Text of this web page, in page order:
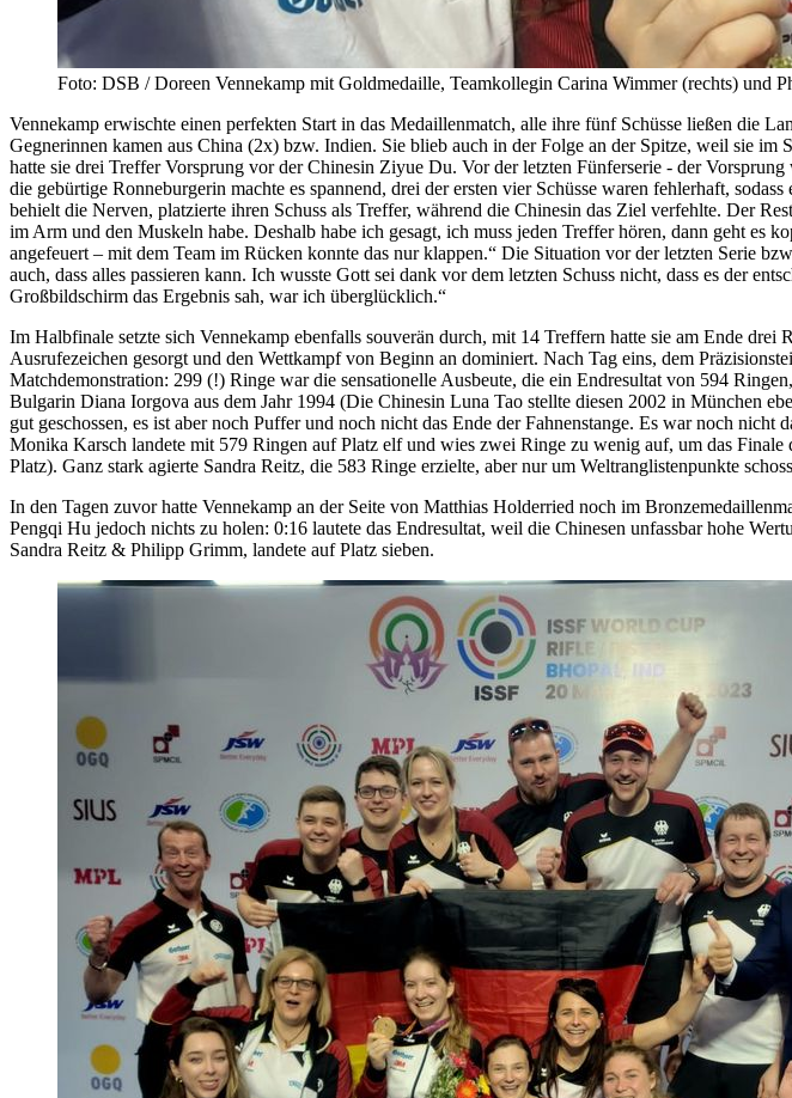
Foto: DSB / Doreen Vennekamp mit Goldmedaille, Teamkollegin Carina Wimmer (rechts) und
Vennekamp erwischte einen perfekten Start in das Medaillenmatch, alle ihre fünf Schüsse ließen die
Gegnerinnen kamen aus China (2x) bzw. Indien. Sie blieb auch in der Folge an der Spitze, weil sie
hatte sie drei Treffer Vorsprung vor der Chinesin Ziyue Du. Vor der letzten Fünferserie - der
die gebürtige Ronneburgerin machte es spannend, drei der ersten vier Schüsse waren fehlerhaft,
behielt die Nerven, platzierte ihren Schuss als Treffer, während die Chinesin das Ziel verfehlte. Der
im Arm und den Muskeln habe. Deshalb habe ich gesagt, ich muss jeden Treffer hören, dann geht es
angefeuert – mit dem Team im Rücken konnte das nur klappen.“ Die Situation vor der letzten Serie
auch, dass alles passieren kann. Ich wusste Gott sei dank vor dem letzten Schuss nicht, dass es der
Großbildschirm das Ergebnis sah, war ich überglücklich.“
Im Halbfinale setzte sich Vennekamp ebenfalls souverän durch, mit 14 Treffern hatte sie am Ende
Ausrufezeichen gesorgt und den Wettkampf von Beginn an dominiert. Nach Tag eins, dem
Matchdemonstration: 299 (!) Ringe war die sensationelle Ausbeute, die ein Endresultat von 594
Bulgarin Diana Iorgova aus dem Jahr 1994 (Die Chinesin Luna Tao stellte diesen 2002 in München
gut geschossen, es ist aber noch Puffer und noch nicht das Ende der Fahnenstange. Es war noch
Monika Karsch landete mit 579 Ringen auf Platz elf und wies zwei Ringe zu wenig auf, um das
Platz). Ganz stark agierte Sandra Reitz, die 583 Ringe erzielte, aber nur um Weltranglistenpunkte
In den Tagen zuvor hatte Vennekamp an der Seite von Matthias Holderried noch im
Pengqi Hu jedoch nichts zu holen: 0:16 lautete das Endresultat, weil die Chinesen unfassbar hohe
Sandra Reitz & Philipp Grimm, landete auf Platz sieben.